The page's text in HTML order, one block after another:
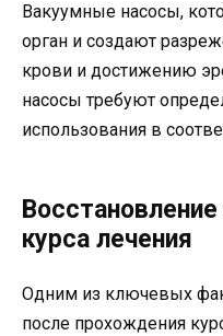
Вакуумные насосы,
орган и создают
крови и достижению
насосы требуют
использования в
курса лечения
Одним из ключевых
после прохождения